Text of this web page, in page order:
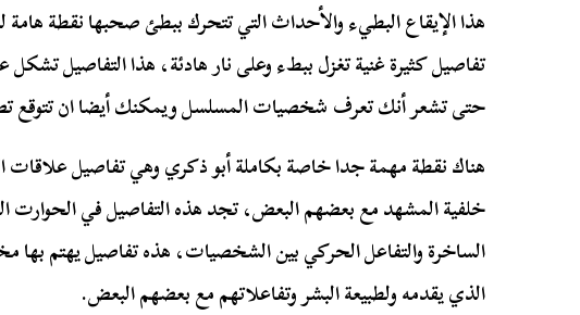
هذا الإيقاع البطيء والأحداث التي تتحرك ببطئ صحبها نقطة هامة
تفاصيل كثيرة غنية تغزل ببطء وعلى نار هادئة، هذا التفاصيل
حتى تشعر أنك تعرف شخصيات المسلسل ويمكنك أيضا ان تتوقع
هناك نقطة مهمة جدا خاصة بكاملة أبو ذكري وهي تفاصيل
خلفية المشهد مع بعضهم البعض، تجد هذه التفاصيل في الحوارت
الساخرة والتفاعل الحركي بين الشخصيات، هذه تفاصيل يهتم بها
الذي يقدمه ولطبيعة البشر وتفاعلاتهم مع بعضهم البعض.